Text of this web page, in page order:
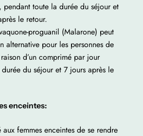
toute la durée du séjour et
le retour.
proguanil (Malarone) peut
alternative pour les personnes de
d’un comprimé par jour
du séjour et 7 jours après le
enceintes:
femmes enceintes de se rendre